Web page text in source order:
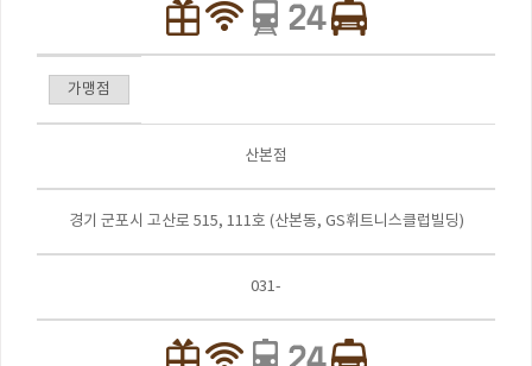
가맹점
산본점
경기 군포시 고산로 515, 111호 (산본동, GS휘트니스클럽빌딩)
031-